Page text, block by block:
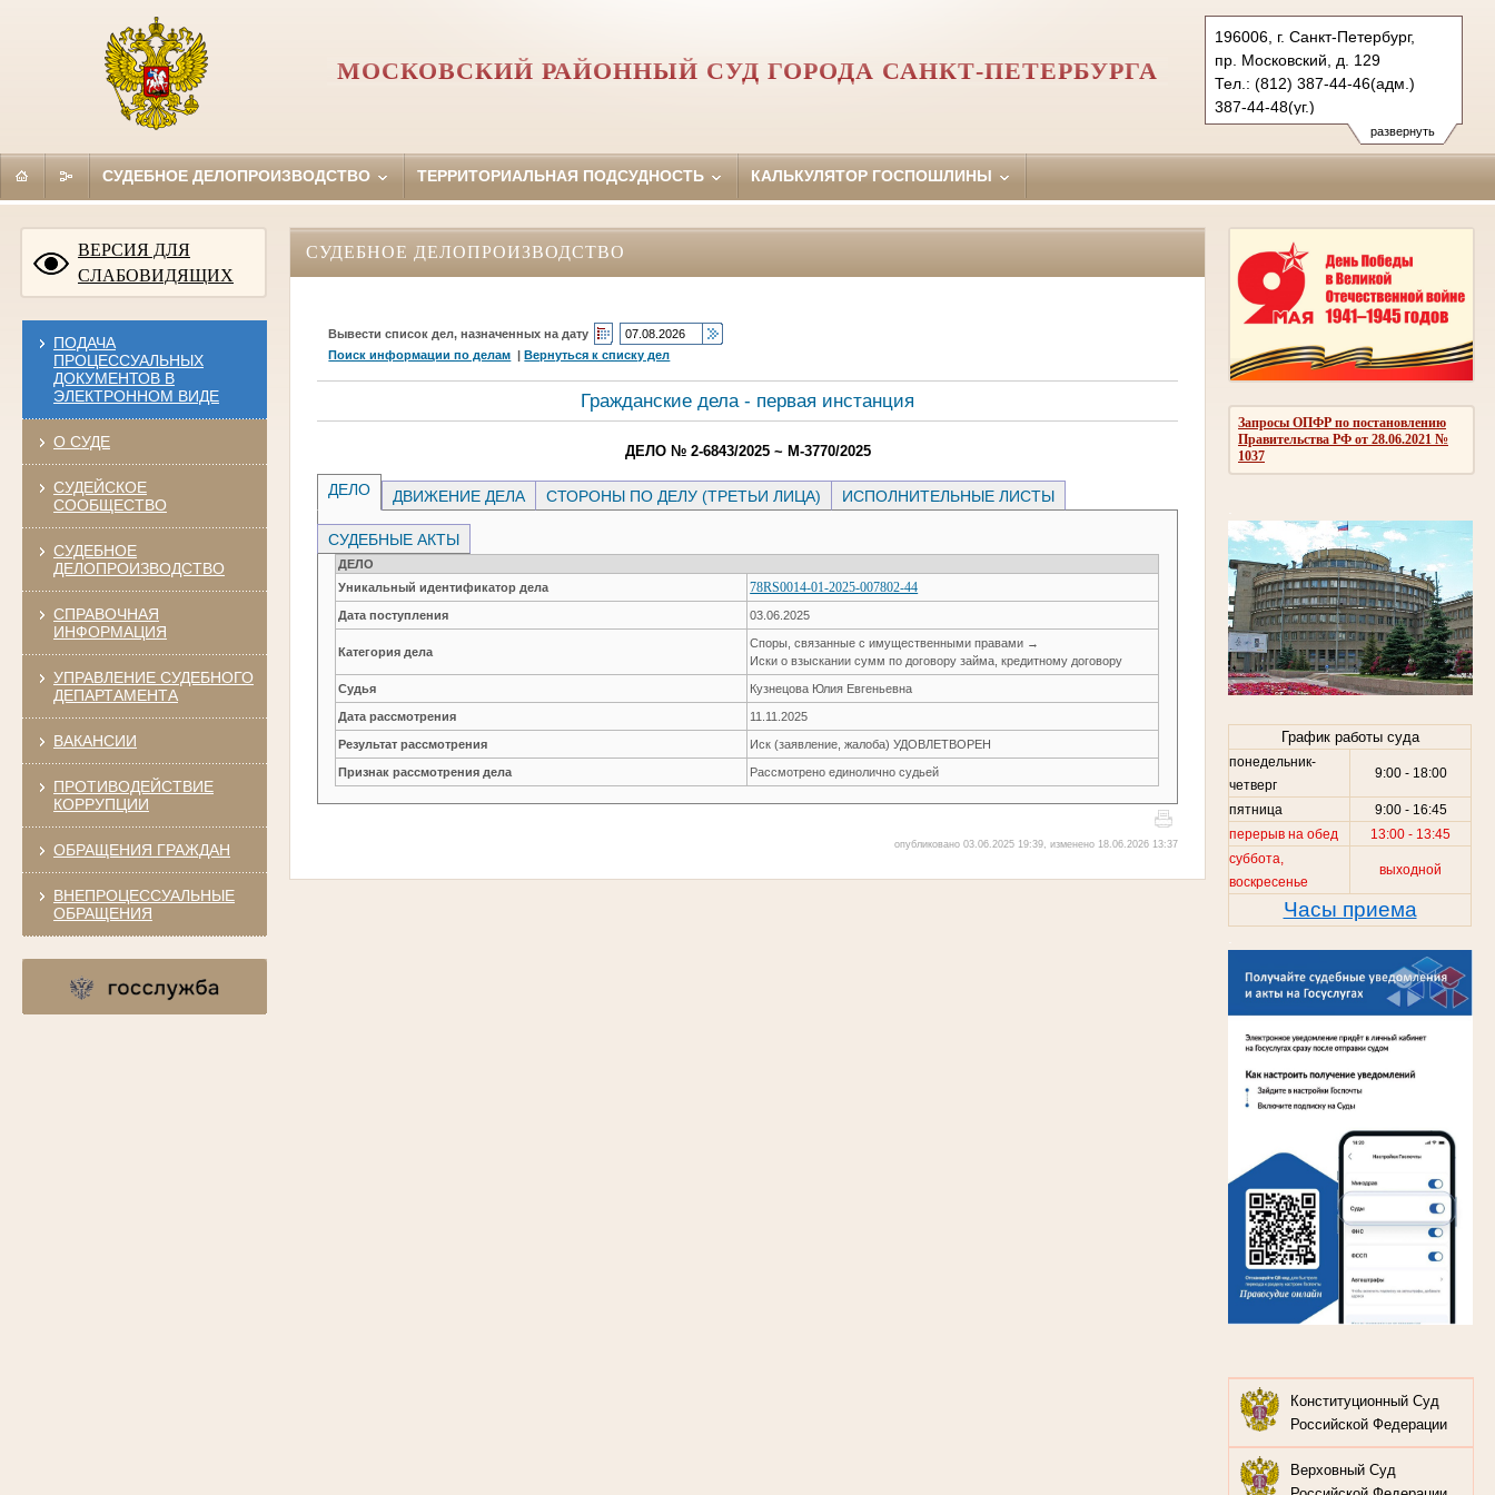
развернуть
196006, г. Санкт-Петербург,
пр. Московский, д. 129
Тел.: (812) 387-44-46(адм.)
387-44-48(уг.)
388-70-39(гр)
msk.spb@sudrf.ru
МОСКОВСКИЙ РАЙОННЫЙ СУД ГОРОДА САНКТ-ПЕТЕРБУРГА
СУДЕБНОЕ ДЕЛОПРОИЗВОДСТВО ТЕРРИТОРИАЛЬНАЯ ПОДСУДНОСТЬ КАЛЬКУЛЯТОР ГОСПОШЛИНЫ
ВЕРСИЯ ДЛЯ
СЛАБОВИДЯЩИХ
ПОДАЧА
ПРОЦЕССУАЛЬНЫХ
ДОКУМЕНТОВ В
ЭЛЕКТРОННОМ ВИДЕ
О СУДЕ
СУДЕЙСКОЕ
СООБЩЕСТВО
СУДЕБНОЕ
ДЕЛОПРОИЗВОДСТВО
СПРАВОЧНАЯ
ИНФОРМАЦИЯ
УПРАВЛЕНИЕ СУДЕБНОГО
ДЕПАРТАМЕНТА
ВАКАНСИИ
ПРОТИВОДЕЙСТВИЕ
КОРРУПЦИИ
ОБРАЩЕНИЯ ГРАЖДАН
ВНЕПРОЦЕССУАЛЬНЫЕ
ОБРАЩЕНИЯ
Запросы ОПФР по постановлению
Правительства РФ от 28.06.2021 №
1037
График работы суда
понедельник-
четверг
9:00 - 18:00
пятница
9:00 - 16:45
перерыв на обед
13:00 - 13:45
суббота,
воскресенье
выходной
Часы приема
Конституционный Суд
Российской Федерации
Верховный Суд
СУДЕБНОЕ ДЕЛОПРОИЗВОДСТВО
Вывести список дел, назначенных на дату
Поиск информации по делам |Вернуться к списку дел
Гражданские дела - первая инстанция
ДЕЛО № 2-6843/2025 ~ М-3770/2025
ДЕЛО ДВИЖЕНИЕ ДЕЛА СТОРОНЫ ПО ДЕЛУ (ТРЕТЬИ ЛИЦА) ИСПОЛНИТЕЛЬНЫЕ ЛИСТЫ
СУДЕБНЫЕ АКТЫ
ДЕЛО
Уникальный идентификатор дела
78RS0014-01-2025-007802-44
Дата поступления 03.06.2025
Категория дела
Споры, связанные с имущественными правами →
Иски о взыскании сумм по договору займа, кредитному договору
Судья Кузнецова Юлия Евгеньевна
Дата рассмотрения 11.11.2025
Результат рассмотрения Иск (заявление, жалоба) УДОВЛЕТВОРЕН
Признак рассмотрения дела Рассмотрено единолично судьей
опубликовано 03.06.2025 19:39, изменено 18.06.2026 13:37